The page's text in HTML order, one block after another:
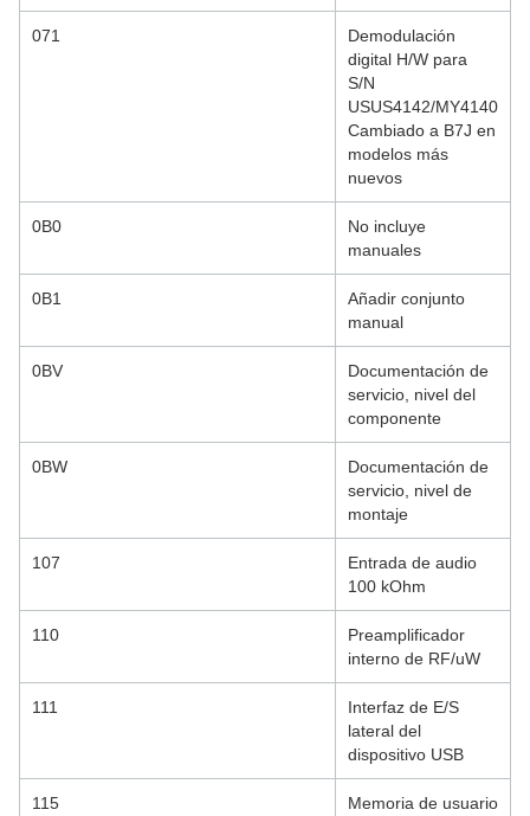
071
Demodulación
digital H/W para
S/N
USUS4142/MY4140
Cambiado a B7J en
modelos más
nuevos
0B0
No incluye
manuales
0B1
Añadir conjunto
manual
0BV
Documentación de
servicio, nivel del
componente
0BW
Documentación de
servicio, nivel de
montaje
107
Entrada de audio
100 kOhm
110
Preamplificador
interno de RF/uW
111
Interfaz de E/S
lateral del
dispositivo USB
115
Memoria de usuario